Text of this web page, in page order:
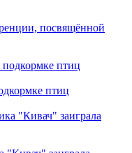
посвящённой
птиц